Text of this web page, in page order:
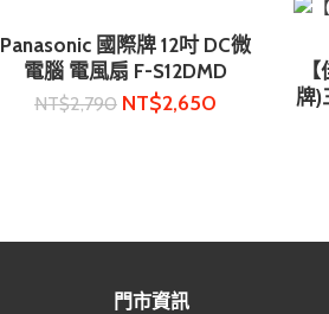
加入購物車
Panasonic 國際牌 12吋 DC微
電腦 電風扇 F-S12DMD
NT$2,790 NT$2,650
牌)
門市資訊